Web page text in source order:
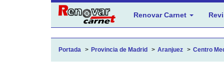
Renovar Carnet
Portada Provincia de Madrid Aranjuez Centro